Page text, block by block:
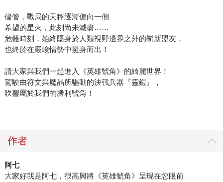
儘管，戰局的天秤逐漸偏向一側
希望的星火，此刻尚未滅盡……
危難時刻，始終隱身於人類視野邊界之外的嶄新盟友，
也終於在嚴峻情勢中挺身而出！
請大家與我們一起進入《英雄號角》的綺麗世界！
駕駛由符文與魔晶所驅動的決戰兵器『靈鎧』，
吹響屬於我們的勝利號角！
作者
阿七
大家好我是阿七，很高興將《英雄號角》呈現在您眼前